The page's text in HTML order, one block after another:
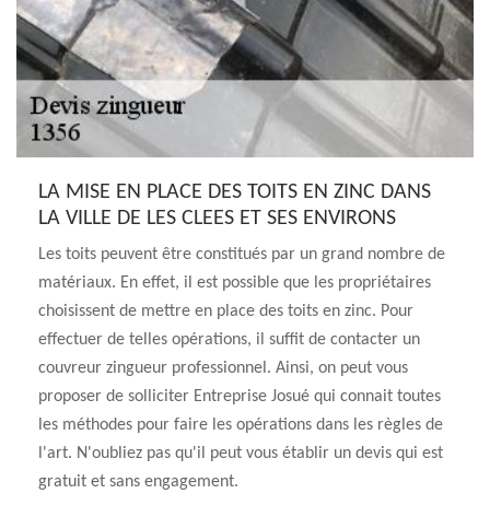
LA MISE EN PLACE DES TOITS EN ZINC DANS
LA VILLE DE LES CLEES ET SES ENVIRONS
Les toits peuvent être constitués par un grand nombre de
matériaux. En effet, il est possible que les propriétaires
choisissent de mettre en place des toits en zinc. Pour
effectuer de telles opérations, il suffit de contacter un
couvreur zingueur professionnel. Ainsi, on peut vous
proposer de solliciter Entreprise Josué qui connait toutes
les méthodes pour faire les opérations dans les règles de
l'art. N'oubliez pas qu'il peut vous établir un devis qui est
gratuit et sans engagement.